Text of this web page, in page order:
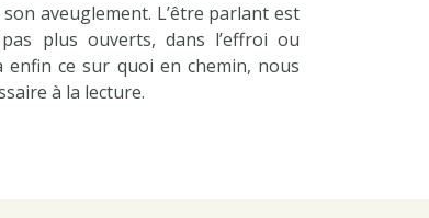
aveuglement. L’être parlant est
plus ouverts, dans l’effroi ou
enfin ce sur quoi en chemin, nous
à la lecture.